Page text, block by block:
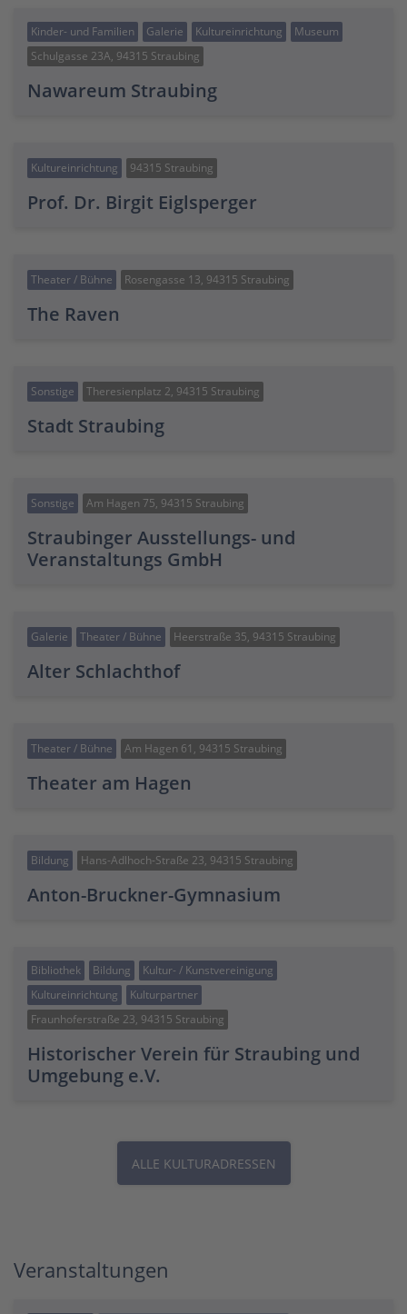
Kinder- und Familien Galerie Kultureinrichtung
Museum
Schulgasse 23A, 94315 Straubing
Nawareum Straubing
Kultureinrichtung 94315 Straubing
Prof. Dr. Birgit Eiglsperger
Theater / Bühne Rosengasse 13, 94315 Straubing
The Raven
Sonstige Theresienplatz 2, 94315 Straubing
Stadt Straubing
Sonstige Am Hagen 75, 94315 Straubing
Straubinger Ausstellungs- und
Veranstaltungs GmbH
Galerie Theater / Bühne Heerstraße 35, 94315 Straubing
Alter Schlachthof
Theater / Bühne Am Hagen 61, 94315 Straubing
Theater am Hagen
Bildung Hans-Adlhoch-Straße 23, 94315 Straubing
Anton-Bruckner-Gymnasium
Bibliothek Bildung
Kultur- / Kunstvereinigung
Kultureinrichtung
Kulturpartner
Fraunhoferstraße 23, 94315 Straubing
Historischer Verein für Straubing und
Umgebung e.V.
ALLE KULTURADRESSEN
Veranstaltungen